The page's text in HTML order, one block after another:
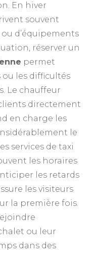
En hiver
souvent
d’équipements
réserver un
permet
ou les difficultés
Le chauffeur
directement
en charge les
le
services de taxi
les horaires
les retards
les visiteurs
la première fois.
ou leur
dans des